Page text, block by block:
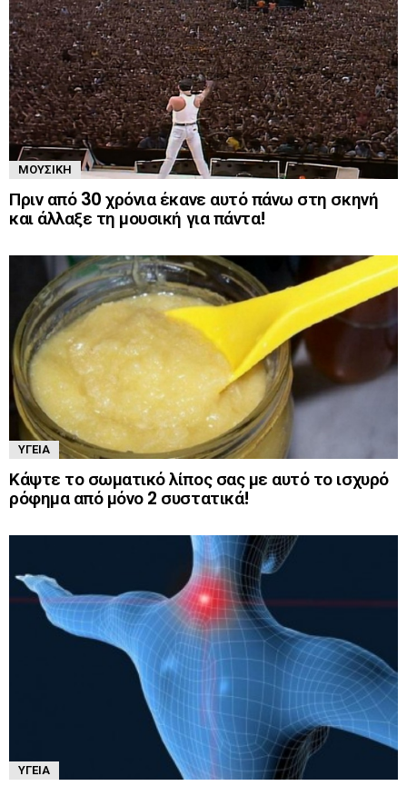
ΜΟΥΣΙΚΉ
Πριν από 30 χρόνια έκανε αυτό πάνω στη σκηνή
και άλλαξε τη μουσική για πάντα!
ΥΓΕΊΑ
Κάψτε το σωματικό λίπος σας με αυτό το ισχυρό
ρόφημα από μόνο 2 συστατικά!
ΥΓΕΊΑ